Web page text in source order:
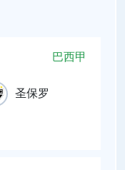
巴西甲
圣保罗